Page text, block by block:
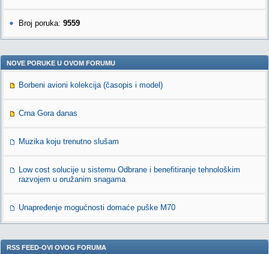
Broj poruka: 9559
NOVE PORUKE U OVOM FORUMU
Borbeni avioni kolekcija (časopis i model)
Crna Gora danas
Muzika koju trenutno slušam
Low cost solucije u sistemu Odbrane i benefitiranje tehnološkim
razvojem u oružanim snagama
Unapređenje mogućnosti domaće puške M70
RSS FEED-OVI OVOG FORUMA